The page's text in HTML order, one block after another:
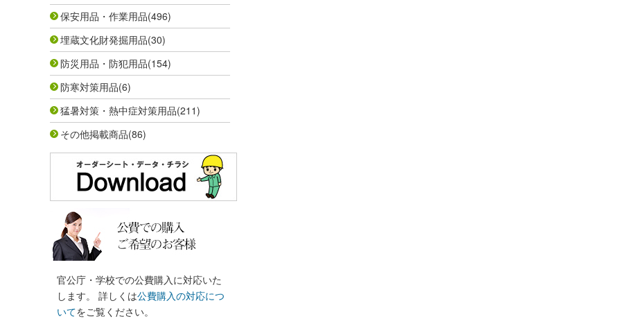
保安用品・作業用品(496)
埋蔵文化財発掘用品(30)
防災用品・防犯用品(154)
防寒対策用品(6)
猛暑対策・熱中症対策用品(211)
その他掲載商品(86)
官公庁・学校での公費購入に対応いた
します。 詳しくは公費購入の対応につ
いてをご覧ください。